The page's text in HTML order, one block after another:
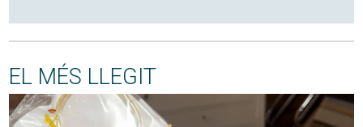
EL MÉS LLEGIT